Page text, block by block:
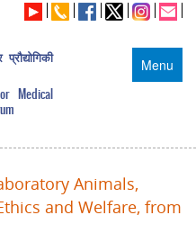
Menu
Medical
Animals,
and Welfare, from